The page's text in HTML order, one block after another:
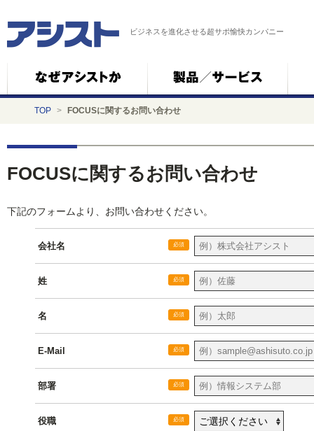
ビジネスを進化させる超サポ愉快カンパニー
TOP > FOCUSに関するお問い合わせ
FOCUSに関するお問い合わせ
下記のフォームより、お問い合わせください。